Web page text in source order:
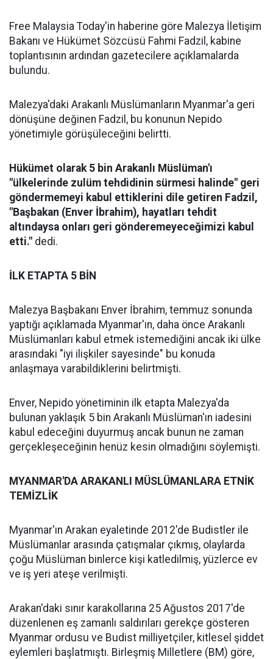
Free Malaysia Today'in haberine göre Malezya İletişim
Bakanı ve Hükümet Sözcüsü Fahmi Fadzil, kabine
toplantısının ardından gazetecilere açıklamalarda
bulundu.
Malezya'daki Arakanlı Müslümanların Myanmar'a geri
dönüşüne değinen Fadzil, bu konunun Nepido
yönetimiyle görüşüleceğini belirtti.
Hükümet olarak 5 bin Arakanlı Müslüman'ı
"ülkelerinde zulüm tehdidinin sürmesi halinde" geri
göndermemeyi kabul ettiklerini dile getiren Fadzil,
"Başbakan (Enver İbrahim), hayatları tehdit
altındaysa onları geri gönderemeyeceğimizi kabul
etti." dedi.
İLK ETAPTA 5 BİN
Malezya Başbakanı Enver İbrahim, temmuz sonunda
yaptığı açıklamada Myanmar'ın, daha önce Arakanlı
Müslümanları kabul etmek istemediğini ancak iki ülke
arasındaki "iyi ilişkiler sayesinde" bu konuda
anlaşmaya varabildiklerini belirtmişti.
Enver, Nepido yönetiminin ilk etapta Malezya'da
bulunan yaklaşık 5 bin Arakanlı Müslüman'ın iadesini
kabul edeceğini duyurmuş ancak bunun ne zaman
gerçekleşeceğinin henüz kesin olmadığını söylemişti.
MYANMAR'DA ARAKANLI MÜSLÜMANLARA ETNİK
TEMİZLİK
Myanmar'ın Arakan eyaletinde 2012'de Budistler ile
Müslümanlar arasında çatışmalar çıkmış, olaylarda
çoğu Müslüman binlerce kişi katledilmiş, yüzlerce ev
ve iş yeri ateşe verilmişti.
Arakan'daki sınır karakollarına 25 Ağustos 2017'de
düzenlenen eş zamanlı saldırıları gerekçe gösteren
Myanmar ordusu ve Budist milliyetçiler, kitlesel şiddet
eylemleri başlatmıştı. Birleşmiş Milletlere (BM) göre,